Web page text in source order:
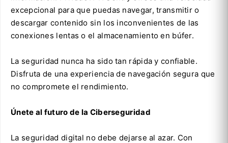
excepcional para que puedas navegar, transmitir o
descargar contenido sin los inconvenientes de las
conexiones lentas o el almacenamiento en búfer.
La seguridad nunca ha sido tan rápida y confiable.
Disfruta de una experiencia de navegación segura que
no compromete el rendimiento.
Únete al futuro de la Ciberseguridad
La seguridad digital no debe dejarse al azar. Con